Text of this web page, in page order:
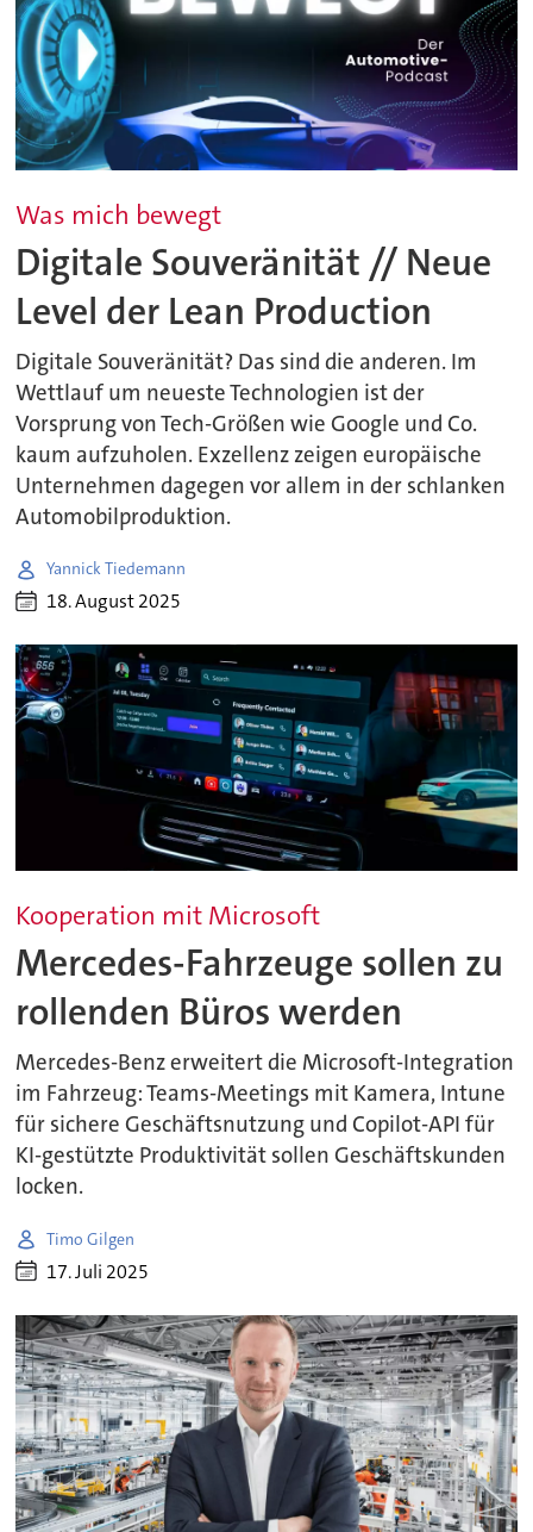
Was mich bewegt
Digitale Souveränität // Neue
Level der Lean Production
Digitale Souveränität? Das sind die anderen. Im
Wettlauf um neueste Technologien ist der
Vorsprung von Tech-Größen wie Google und Co.
kaum aufzuholen. Exzellenz zeigen europäische
Unternehmen dagegen vor allem in der schlanken
Automobilproduktion.
Yannick Tiedemann
18. August 2025
Kooperation mit Microsoft
Mercedes-Fahrzeuge sollen zu
rollenden Büros werden
Mercedes-Benz erweitert die Microsoft-Integration
im Fahrzeug: Teams-Meetings mit Kamera, Intune
für sichere Geschäftsnutzung und Copilot-API für
KI-gestützte Produktivität sollen Geschäftskunden
locken.
Timo Gilgen
17. Juli 2025